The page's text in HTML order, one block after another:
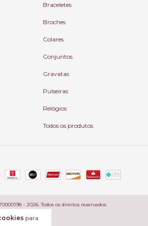
para
Braceletes
Broches
Colares
Conjuntos
Gravatas
Pulseiras
Relógios
Todos os produtos
- 2026. Todos os direitos reservados.